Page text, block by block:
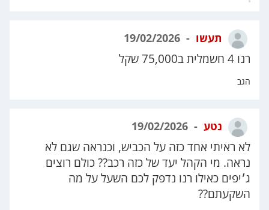
תעשו
רנו 4 חשמלית ב75,000 שקל
הגב
נטע
לא ראיתי אחד כזה על הכביש, וכנראה שגם לא
נראה. מי הקהל יעד של כזה רכב?? כולם רוצים
ג׳יפים כאילו רנו נדפק לכם השעל על מה
השקעתם??